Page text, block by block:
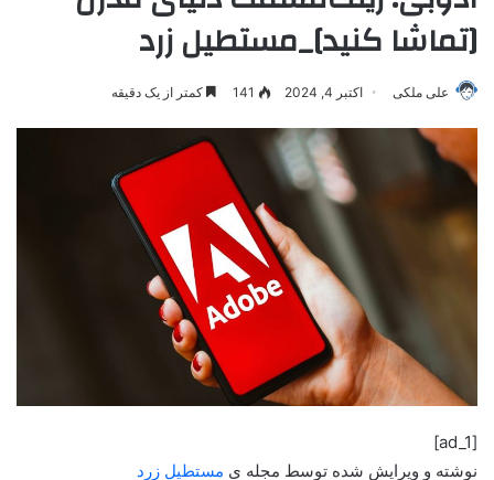
[تماشا کنید]_مستطیل زرد
علی ملکی اکتبر 4, 2024 141 کمتر از یک دقیقه
[ad_1]
نوشته و ویرایش شده توسط مجله ی مستطیل زرد